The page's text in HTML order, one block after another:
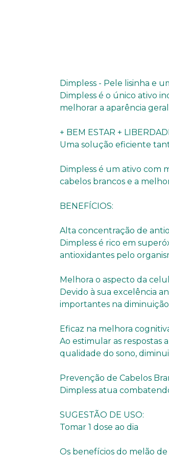
Dimpless - Pele lisinha e
Dimpless é o único ativo
melhorar a aparência
+ BEM ESTAR +
Uma solução eficiente
Dimpless é um ativo com
cabelos brancos e a
BENEFÍCIOS:
Alta concentração de
Dimpless é rico em
antioxidantes pelo
Melhora o aspecto da
Devido à sua excelência
importantes na
Eficaz na melhora
Ao estimular as respostas
qualidade do sono,
Prevenção de Cabelos
Dimpless atua
SUGESTÃO DE USO:
Tomar 1 dose ao dia
Os benefícios do melão